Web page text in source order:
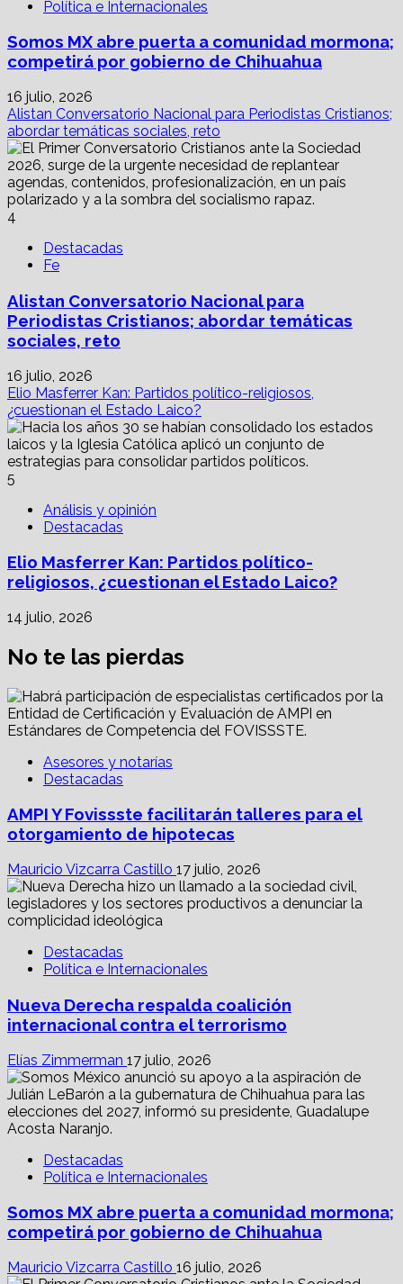
Política e Internacionales
Somos MX abre puerta a comunidad mormona;
competirá por gobierno de Chihuahua
16 julio, 2026
Alistan Conversatorio Nacional para Periodistas Cristianos;
abordar temáticas sociales, reto
4
Destacadas
Fe
Alistan Conversatorio Nacional para
Periodistas Cristianos; abordar temáticas
sociales, reto
16 julio, 2026
Elio Masferrer Kan: Partidos político-religiosos,
¿cuestionan el Estado Laico?
5
Análisis y opinión
Destacadas
Elio Masferrer Kan: Partidos político-
religiosos, ¿cuestionan el Estado Laico?
14 julio, 2026
No te las pierdas
Asesores y notarías
Destacadas
AMPI Y Fovissste facilitarán talleres para el
otorgamiento de hipotecas
Mauricio Vizcarra Castillo 17 julio, 2026
Destacadas
Política e Internacionales
Nueva Derecha respalda coalición
internacional contra el terrorismo
Elías Zimmerman 17 julio, 2026
Destacadas
Política e Internacionales
Somos MX abre puerta a comunidad mormona;
competirá por gobierno de Chihuahua
Mauricio Vizcarra Castillo 16 julio, 2026